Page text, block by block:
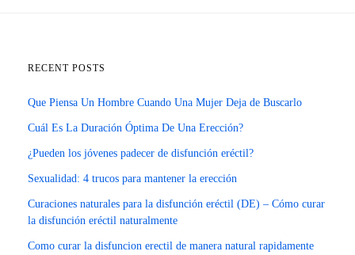
RECENT POSTS
Que Piensa Un Hombre Cuando Una Mujer Deja de Buscarlo
Cuál Es La Duración Óptima De Una Erección?
¿Pueden los jóvenes padecer de disfunción eréctil?
Sexualidad: 4 trucos para mantener la erección
Curaciones naturales para la disfunción eréctil (DE) – Cómo curar
la disfunción eréctil naturalmente
Como curar la disfuncion erectil de manera natural rapidamente